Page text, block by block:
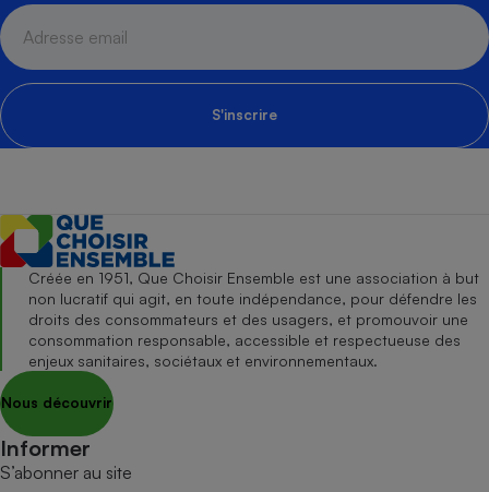
S'inscrire
Créée en 1951, Que Choisir Ensemble est une association à but
non lucratif qui agit, en toute indépendance, pour défendre les
droits des consommateurs et des usagers, et promouvoir une
consommation responsable, accessible et respectueuse des
enjeux sanitaires, sociétaux et environnementaux.
Nous découvrir
Informer
S’abonner au site